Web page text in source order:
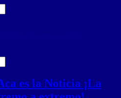
es la Noticia ¡La